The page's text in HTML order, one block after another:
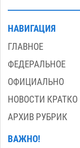
НАВИГАЦИЯ
ГЛАВНОЕ
ФЕДЕРАЛЬНОЕ
ОФИЦИАЛЬНО
НОВОСТИ КРАТКО
АРХИВ РУБРИК
ВАЖНО!